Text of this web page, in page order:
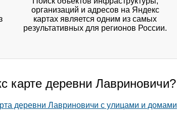
организаций и адресов на Яндекс
картах является одним из самых
результативных для регионов России.
карте деревни Лавриновичи?
деревни Лавриновичи с улицами и домами